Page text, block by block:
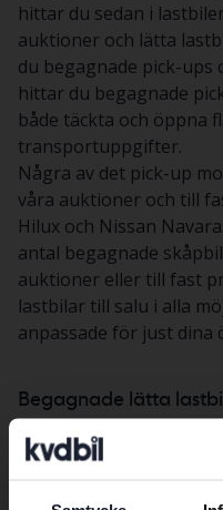
hittar du sedan i
auktioner och lätta
du begagnade pick-ups
hittar du begagnade
både täckta och öppna
transportuppgifter.
Några av det pick-up
våra auktioner och till
Hilux och Nissan
antal begagnade
auktioner eller till fast
lastbilar till salu i alla
anpassade för just dina
Begagnade lätta
Kanske finns några av
transportera lastbilen